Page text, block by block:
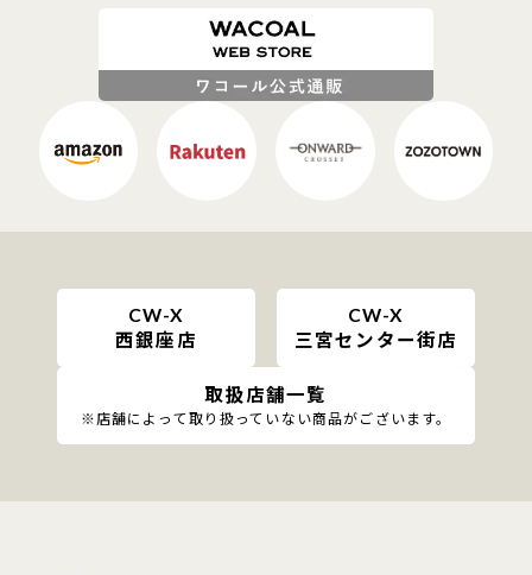
CW-X
西銀座店
CW-X
三宮センター街店
取扱店舗一覧
※店舗によって取り扱っていない商品がございます。